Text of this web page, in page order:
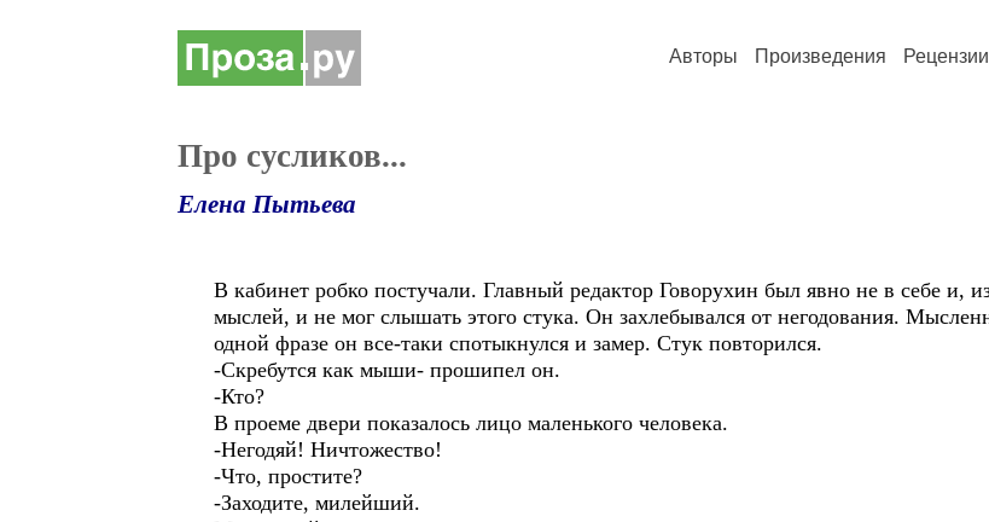
Авторы Произведения Рецензии
Про сусликов...
Елена Пытьева
В кабинет робко постучали. Главный редактор Говорухин был явно не в себе и,
мыслей, и не мог слышать этого стука. Он захлебывался от негодования.
одной фразе он все-таки спотыкнулся и замер. Стук повторился.
-Скребутся как мыши- прошипел он.
-Кто?
В проеме двери показалось лицо маленького человека.
-Негодяй! Ничтожество!
-Что, простите?
-Заходите, милейший.